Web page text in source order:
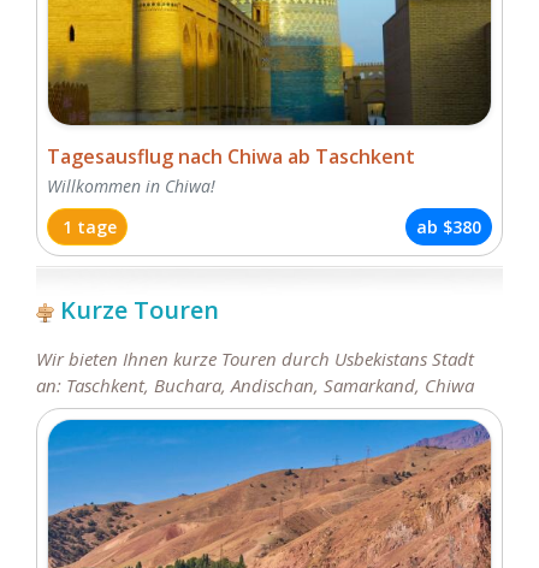
Tagesausflug nach Chiwa ab Taschkent
Willkommen in Chiwa!
1 tage
ab $380
Kurze Touren
Wir bieten Ihnen kurze Touren durch Usbekistans Stadt
an: Taschkent, Buchara, Andischan, Samarkand, Chiwa